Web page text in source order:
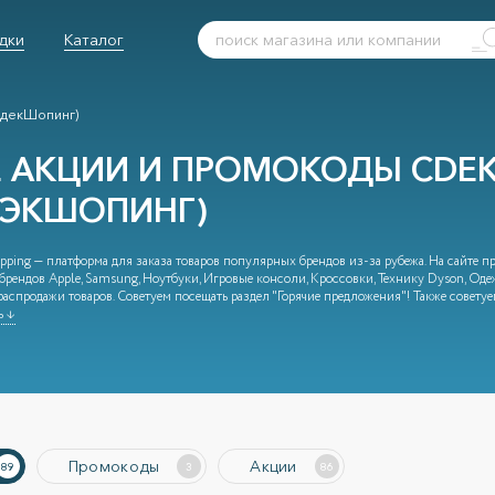
Каталог
АКЦИИ И ПРОМОКОДЫ
— платформа для заказа товаров популярных брендов из-за рубежа. На сайте
Apple, Samsung, Ноутбуки, Игровые консоли, Кроссовки, Технику Dyson,
товаров. Советуем посещать раздел "Горячие предложения"! Также
↓
89 Промокоды 3 Акции 86